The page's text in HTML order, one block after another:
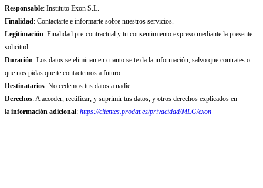
Responsable: Instituto Exon S.L.
Finalidad: Contactarte e informarte sobre nuestros servicios.
Legitimación: Finalidad pre-contractual y tu consentimiento expreso mediante la presente
solicitud.
Duración: Los datos se eliminan en cuanto se te da la información, salvo que contrates o
que nos pidas que te contactemos a futuro.
Destinatarios: No cedemos tus datos a nadie.
Derechos: A acceder, rectificar, y suprimir tus datos, y otros derechos explicados en
la información adicional: https://clientes.prodat.es/privacidad/MLG/exon